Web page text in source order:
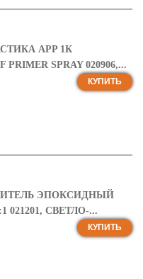
APP 1К
PRIMER SPRAY 020906,...
КУПИТЬ
ЭПОКСИДНЫЙ
021201, СВЕТЛО-...
КУПИТЬ